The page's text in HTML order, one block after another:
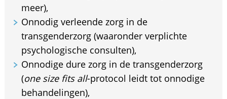
meer),
Onnodig verleende zorg in de
transgenderzorg (waaronder verplichte
psychologische consulten),
Onnodige dure zorg in de transgenderzorg
(one size fits all-protocol leidt tot onnodige
behandelingen),